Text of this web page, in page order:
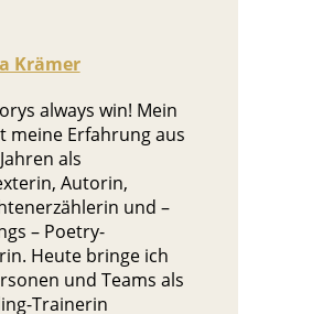
Krämer
always win! Mein
meine Erfahrung aus
als
Autorin,
und –
– Poetry-
Heute bringe ich
und Teams als
Trainerin